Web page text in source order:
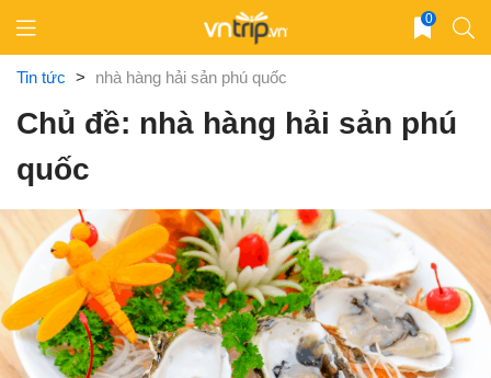
content
0
Tin tức > nhà hàng hải sản phú quốc
Chủ đề: nhà hàng hải sản phú
quốc